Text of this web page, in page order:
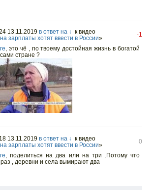
13.11.2019 в ответ на ↓ к видео
зарплаты хотят ввести в России»
-1
, это чё , по твоему достойная жизнь в богатой
стране ?
13.11.2019 в ответ на ↓ к видео
зарплаты хотят ввести в России»
0
, поделиться на два или на три .Потому что
раз , деревни и села вымирают два